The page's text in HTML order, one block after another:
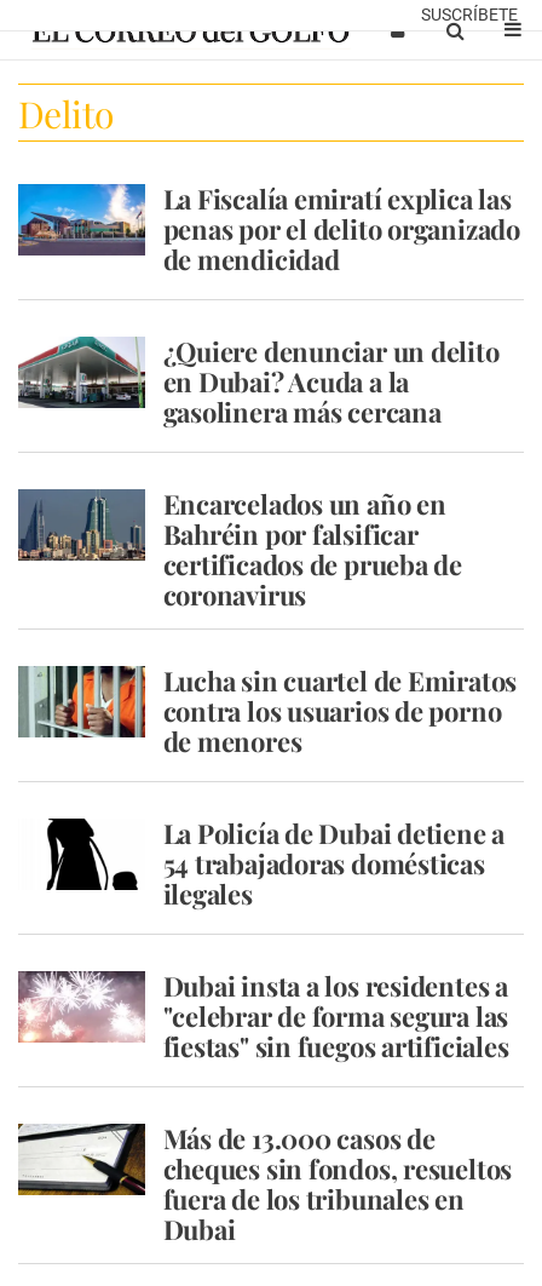
SUSCRÍBETE
Delito
La Fiscalía emiratí explica las
penas por el delito organizado
de mendicidad
¿Quiere denunciar un delito
en Dubai? Acuda a la
gasolinera más cercana
Encarcelados un año en
Bahréin por falsificar
certificados de prueba de
coronavirus
Lucha sin cuartel de Emiratos
contra los usuarios de porno
de menores
La Policía de Dubai detiene a
54 trabajadoras domésticas
ilegales
Dubai insta a los residentes a
"celebrar de forma segura las
fiestas" sin fuegos artificiales
Más de 13.000 casos de
cheques sin fondos, resueltos
fuera de los tribunales en
Dubai